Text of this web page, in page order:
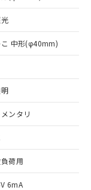
こ 中形(φ40mm)
ンタリ
荷用
6mA